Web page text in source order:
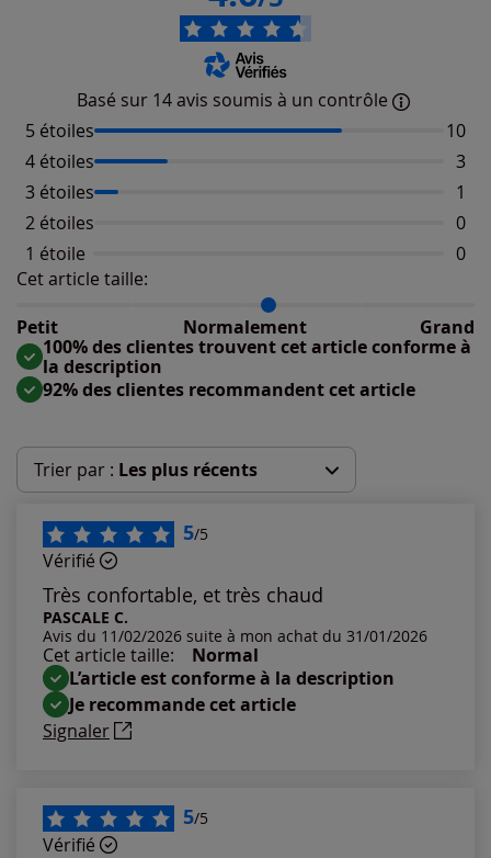
Basé sur 14 avis soumis à un contrôle
5 étoiles
10
4 étoiles
3
3 étoiles
1
2 étoiles
0
1 étoile
0
Cet article taille:
Petit
Normalement Grand
Répartition du taillant selon les avis clients
Taille normalement : 86%
Taille grand : 14%
100% des clientes trouvent cet article conforme à
la description
92% des clientes recommandent cet article
Trier par : Les plus récents
Les plus récents
Les plus anciens
Notes les plus élevées
Notes les plus basses
5/5
Vérifié
Très confortable, et très chaud
PASCALE C.
Avis du 11/02/2026 suite à mon achat du 31/01/2026
Cet article taille:
Normal
L’article est conforme à la description
Je recommande cet article
Signaler
5/5
Vérifié